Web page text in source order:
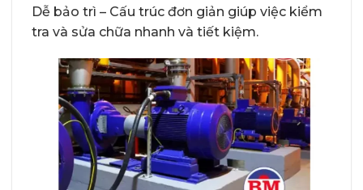
Dễ bảo trì – Cấu trúc đơn giản giúp việc kiểm
tra và sửa chữa nhanh và tiết kiệm.